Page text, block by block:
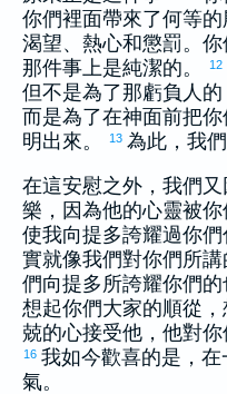
你們裡面帶來了何等的
渴望、熱心和懲罰。
那件事上是純潔的。
12
但不是為了那虧負人
而是為了在神面前把
明出來。
13 為此，我
在這安慰之外，我們又
樂，因為他的心靈被你
使我向提多誇耀過你
實就像我們對你們所
們向提多 所誇耀你們
想起你們大家的順從
兢的心接受他，他對你
16 我如今歡喜的是，
氣。